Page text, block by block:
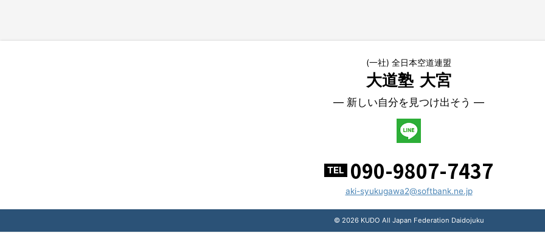
(一社) 全日本空道連盟
大道塾 大宮
― 新しい自分を見つけ出そう ―
TEL 090-9807-7437
aki-syukugawa2@softbank.ne.jp
© 2026 KUDO All Japan Federation Daidojuku